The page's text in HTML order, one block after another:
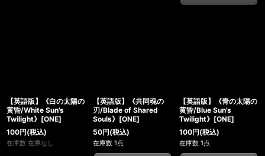
【英語版】《白の太陽の
黄昏/White Sun's
Twilight》[ONE]
100円(税込)
在庫数 在庫なし
【英語版】《共同魂の
刃/Blade of Shared
Souls》[ONE]
50円(税込)
在庫数 1点
【英語版】《青の太陽の
黄昏/Blue Sun's
Twilight》[ONE]
100円(税込)
在庫数 1点